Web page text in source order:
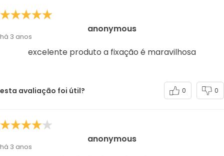
anonymous
há 3 anos
excelente produto a fixação é maravilhosa
esta avaliação foi útil? 0 0
anonymous
há 3 anos